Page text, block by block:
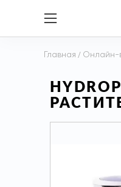
Главная / Онлайн-